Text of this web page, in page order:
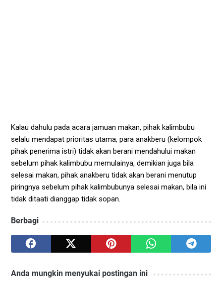
Kalau dahulu pada acara jamuan makan, pihak kalimbubu
selalu mendapat prioritas utama, para anakberu (kelompok
pihak penerima istri) tidak akan berani mendahului makan
sebelum pihak kalimbubu memulainya, demikian juga bila
selesai makan, pihak anakberu tidak akan berani menutup
piringnya sebelum pihak kalimbubunya selesai makan, bila ini
tidak ditaati dianggap tidak sopan.
Berbagi
Anda mungkin menyukai postingan ini